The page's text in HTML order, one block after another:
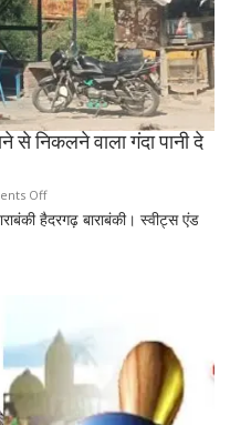
मनाया
गया
12वां
अंतरराष्ट्रीय
योग
दिवस
निकलने वाला गंदा पानी दे
Offon
Haidargadh
वाला
हैदरगढ़ बाराबंकी। स्वीट्स एंड